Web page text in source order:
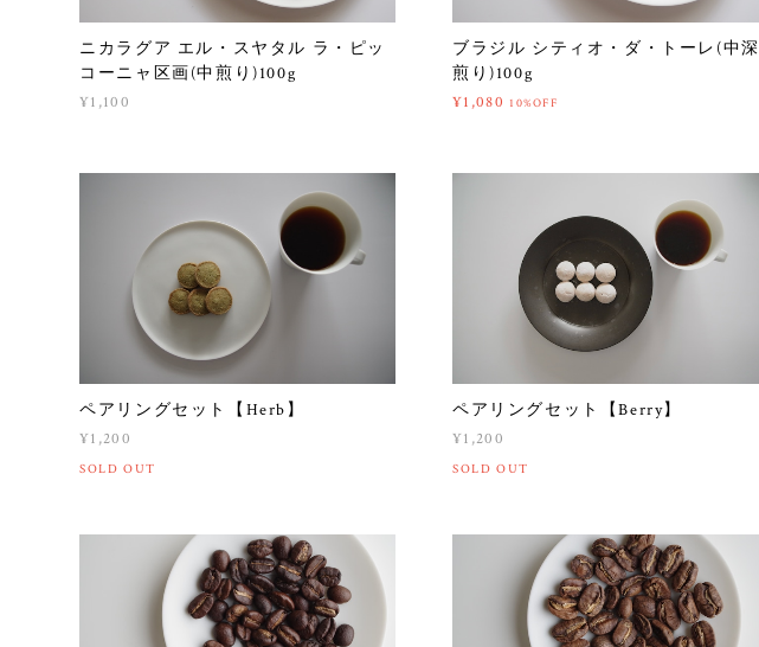
ニカラグア エル・スヤタル ラ・ピッ
コーニャ区画(中煎り)100g
¥1,100
ブラジル シティオ・ダ・トーレ(中深
煎り)100g
¥1,080 10%OFF
ペアリングセット【Herb】
¥1,200
SOLD OUT
ペアリングセット【Berry】
¥1,200
SOLD OUT